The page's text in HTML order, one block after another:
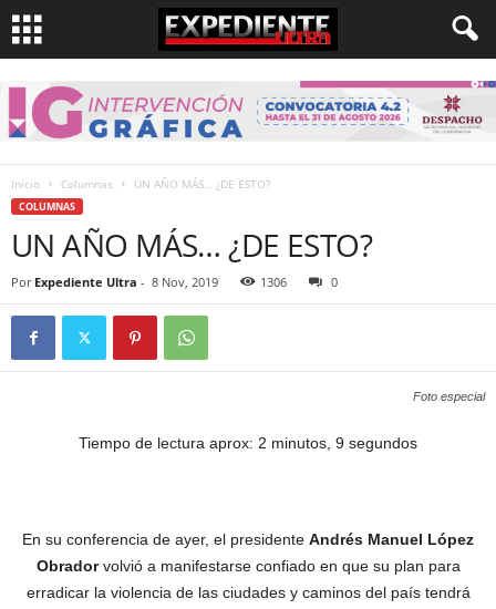
Inicio Columnas UN AÑO MÁS… ¿DE ESTO?
COLUMNAS
UN AÑO MÁS… ¿DE ESTO?
Por Expediente Ultra - 8 Nov, 2019 1306 0
Foto especial
Tiempo de lectura aprox: 2 minutos, 9 segundos
En su conferencia de ayer, el presidente Andrés Manuel López
Obradorvolvió a manifestarse confiado en que su plan para
erradicar la violencia de las ciudades y caminos del país tendrá